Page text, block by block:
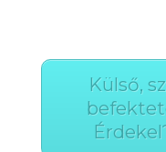
Külső,